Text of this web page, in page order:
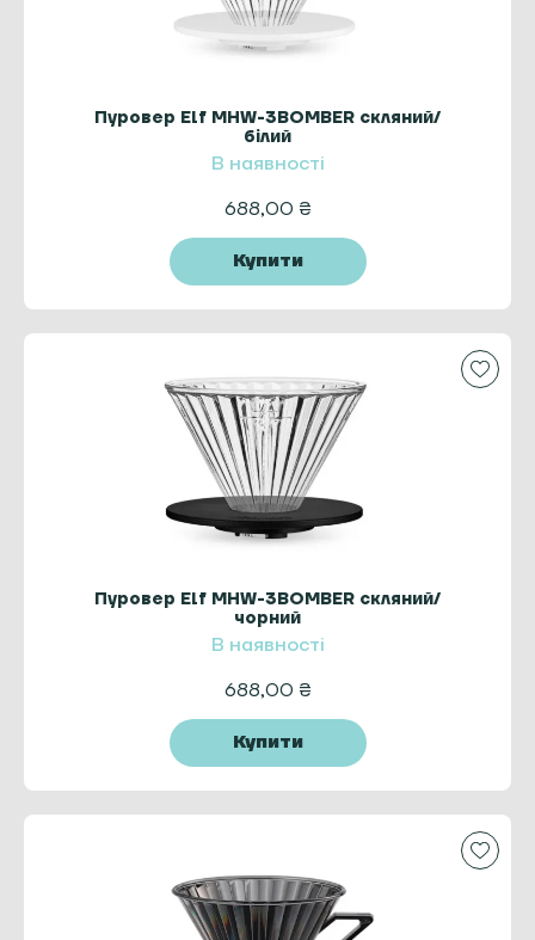
Пуровер Elf MHW-3BOMBER скляний/
білий
В наявності
688,00 ₴
Купити
Пуровер Elf MHW-3BOMBER скляний/
чорний
В наявності
688,00 ₴
Купити